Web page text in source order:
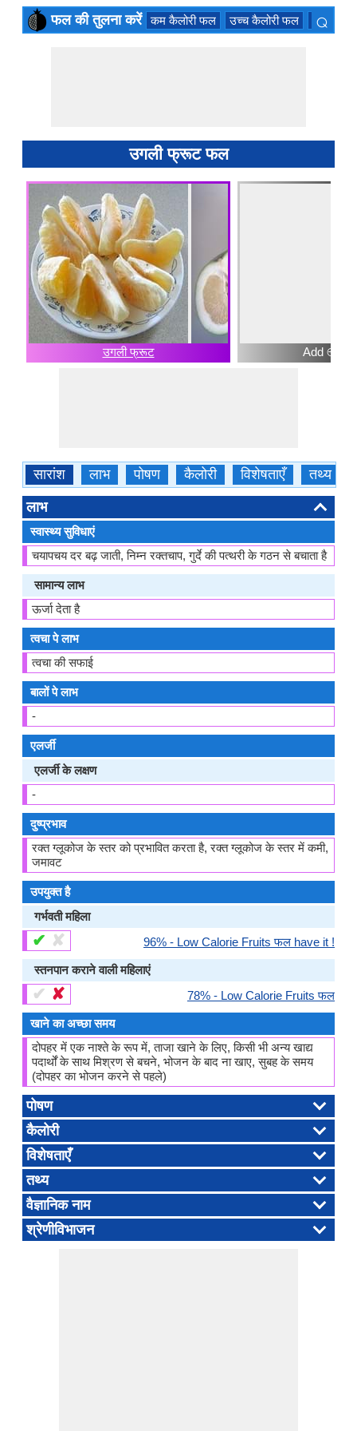
फल की तुलना करें कम कैलोरी फल उच्च कैलोरी फल सदाबहार
⌕
उगली फ्रूट फल
उगली फ्रूट Add ⊕
सारांश लाभ पोषण कैलोरी विशेषताएँ तथ्य
लाभ
स्वास्थ्य सुविधाएं
चयापचय दर बढ़ जाती, निम्न रक्तचाप, गुर्दे की पत्थरी के गठन से बचाता है
सामान्य लाभ
ऊर्जा देता है
त्वचा पे लाभ
त्वचा की सफाई
बालों पे लाभ
-
एलर्जी
एलर्जी के लक्षण
-
दुष्प्रभाव
रक्त ग्लूकोज के स्तर को प्रभावित करता है, रक्त ग्लूकोज के स्तर में कमी,
जमावट
उपयुक्त है
गर्भवती महिला
✔ ✘ 96% - Low Calorie Fruits फल have it !
स्तनपान कराने वाली महिलाएं
✔ ✘ 78% - Low Calorie Fruits फल
खाने का अच्छा समय
दोपहर में एक नाश्ते के रूप में, ताजा खाने के लिए, किसी भी अन्य खाद्य
पदार्थों के साथ मिश्रण से बचने, भोजन के बाद ना खाए, सुबह के समय
(दोपहर का भोजन करने से पहले)
पोषण
कैलोरी
विशेषताएँ
तथ्य
वैज्ञानिक नाम
श्रेणीविभाजन